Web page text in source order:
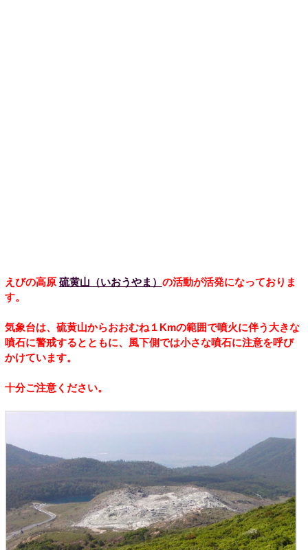
えびの高原 硫黄山（いおうやま） の活動が活発になっておりま
す。
気象台は、硫黄山からおおむね１Kmの範囲で噴火に伴う大きな
噴石に警戒するとともに、風下側では小さな噴石に注意を呼び
かけています。
十分ご注意ください。